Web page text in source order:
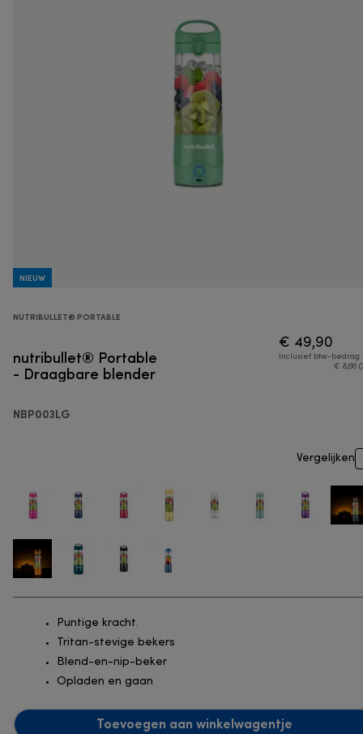
NIEUW
NUTRIBULLET® PORTABLE
nutribullet® Portable
- Draagbare blender
NBP003LG
€ 49,90
Inclusief btw-bedrag
€ 8,66
Vergelijken
Puntige kracht.
Tritan-stevige bekers
Blend-en-nip-beker
Opladen en gaan
Toevoegen aan winkelwagentje